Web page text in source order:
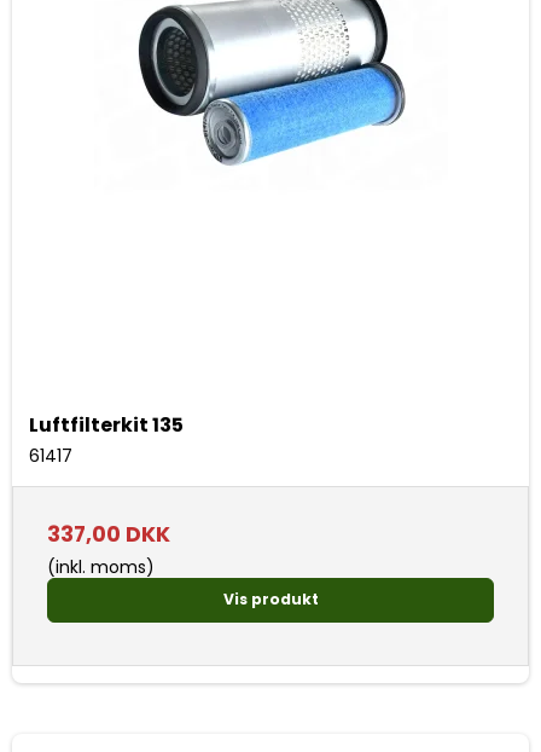
Luftfilterkit 135
61417
337,00 DKK
(inkl. moms)
Vis produkt